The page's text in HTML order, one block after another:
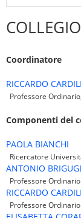
Coordinatore
RICCARDO
Professore
Componenti del
PAOLA BIANCHI
Ricercatore
ANTONIO
Professore
RICCARDO
Professore